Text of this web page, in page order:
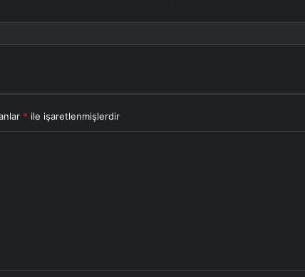
* ile işaretlenmişlerdir